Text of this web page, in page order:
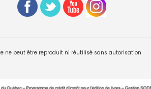
ne peut être reproduit ni réutilisé sans autorisation